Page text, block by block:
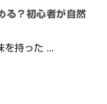
る？初心者が自然
持った ...